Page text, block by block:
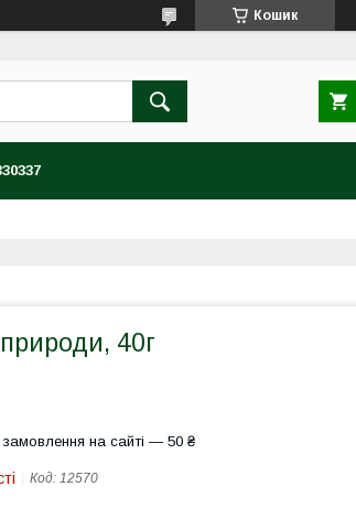
Кошик
40г
на сайті — 50 ₴
Код: 12570